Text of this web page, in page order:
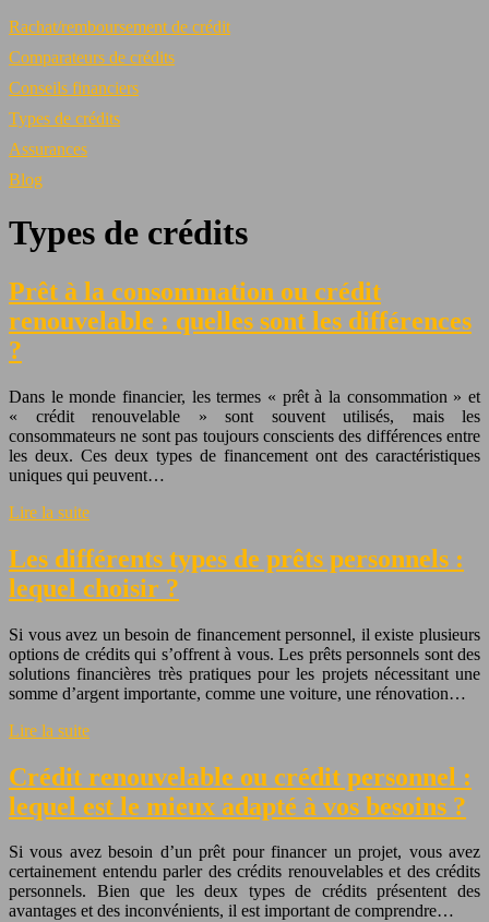
Rachat/remboursement de crédit
Comparateurs de crédits
Conseils financiers
Types de crédits
Assurances
Blog
Types de crédits
Prêt à la consommation ou crédit
renouvelable : quelles sont les différences
?
Dans le monde financier, les termes « prêt à la consommation » et
« crédit renouvelable » sont souvent utilisés, mais les
consommateurs ne sont pas toujours conscients des différences entre
les deux. Ces deux types de financement ont des caractéristiques
uniques qui peuvent…
Lire la suite
Les différents types de prêts personnels :
lequel choisir ?
Si vous avez un besoin de financement personnel, il existe plusieurs
options de crédits qui s’offrent à vous. Les prêts personnels sont des
solutions financières très pratiques pour les projets nécessitant une
somme d’argent importante, comme une voiture, une rénovation…
Lire la suite
Crédit renouvelable ou crédit personnel :
lequel est le mieux adapté à vos besoins ?
Si vous avez besoin d’un prêt pour financer un projet, vous avez
certainement entendu parler des crédits renouvelables et des crédits
personnels. Bien que les deux types de crédits présentent des
avantages et des inconvénients, il est important de comprendre…